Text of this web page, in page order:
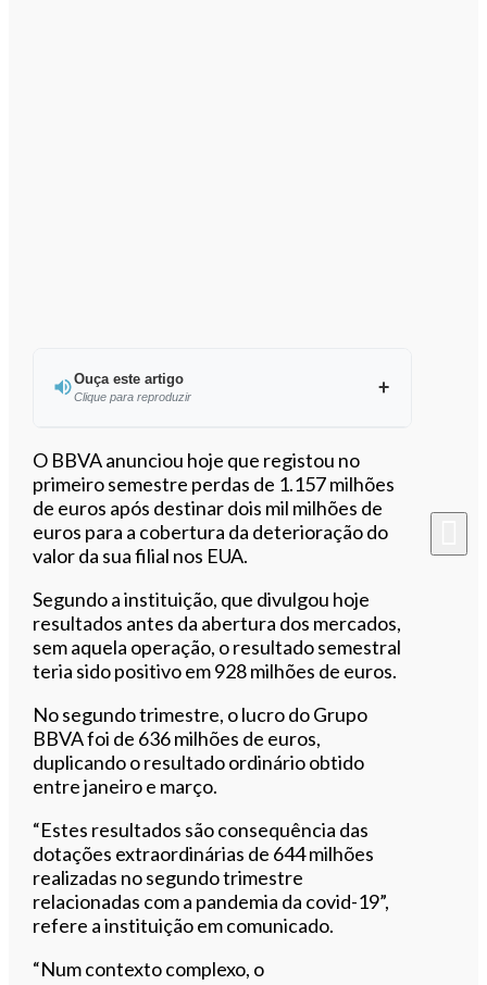
Ouça este artigo
Clique para reproduzir
Ouvir este artigo
O BBVA anunciou hoje que registou no
primeiro semestre perdas de 1.157 milhões
de euros após destinar dois mil milhões de
euros para a cobertura da deterioração do
valor da sua filial nos EUA.
Segundo a instituição, que divulgou hoje
resultados antes da abertura dos mercados,
sem aquela operação, o resultado semestral
teria sido positivo em 928 milhões de euros.
No segundo trimestre, o lucro do Grupo
BBVA foi de 636 milhões de euros,
duplicando o resultado ordinário obtido
entre janeiro e março.
“Estes resultados são consequência das
dotações extraordinárias de 644 milhões
realizadas no segundo trimestre
relacionadas com a pandemia da covid-19”,
refere a instituição em comunicado.
“Num contexto complexo, o